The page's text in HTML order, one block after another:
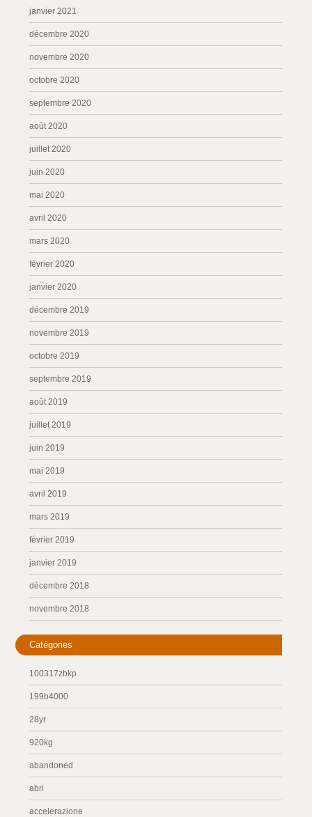
janvier 2021
décembre 2020
novembre 2020
octobre 2020
septembre 2020
août 2020
juillet 2020
juin 2020
mai 2020
avril 2020
mars 2020
février 2020
janvier 2020
décembre 2019
novembre 2019
octobre 2019
septembre 2019
août 2019
juillet 2019
juin 2019
mai 2019
avril 2019
mars 2019
février 2019
janvier 2019
décembre 2018
novembre 2018
Catégories
100317zbkp
199b4000
28yr
920kg
abandoned
abri
accelerazione